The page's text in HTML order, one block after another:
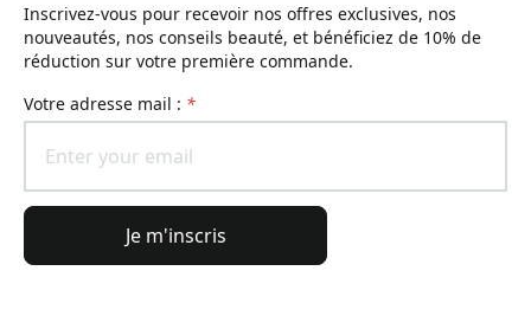
Inscrivez-vous pour recevoir nos offres exclusives, nos
nouveautés, nos conseils beauté, et bénéficiez de 10% de
réduction sur votre première commande.
Votre adresse mail : *
Je m'inscris